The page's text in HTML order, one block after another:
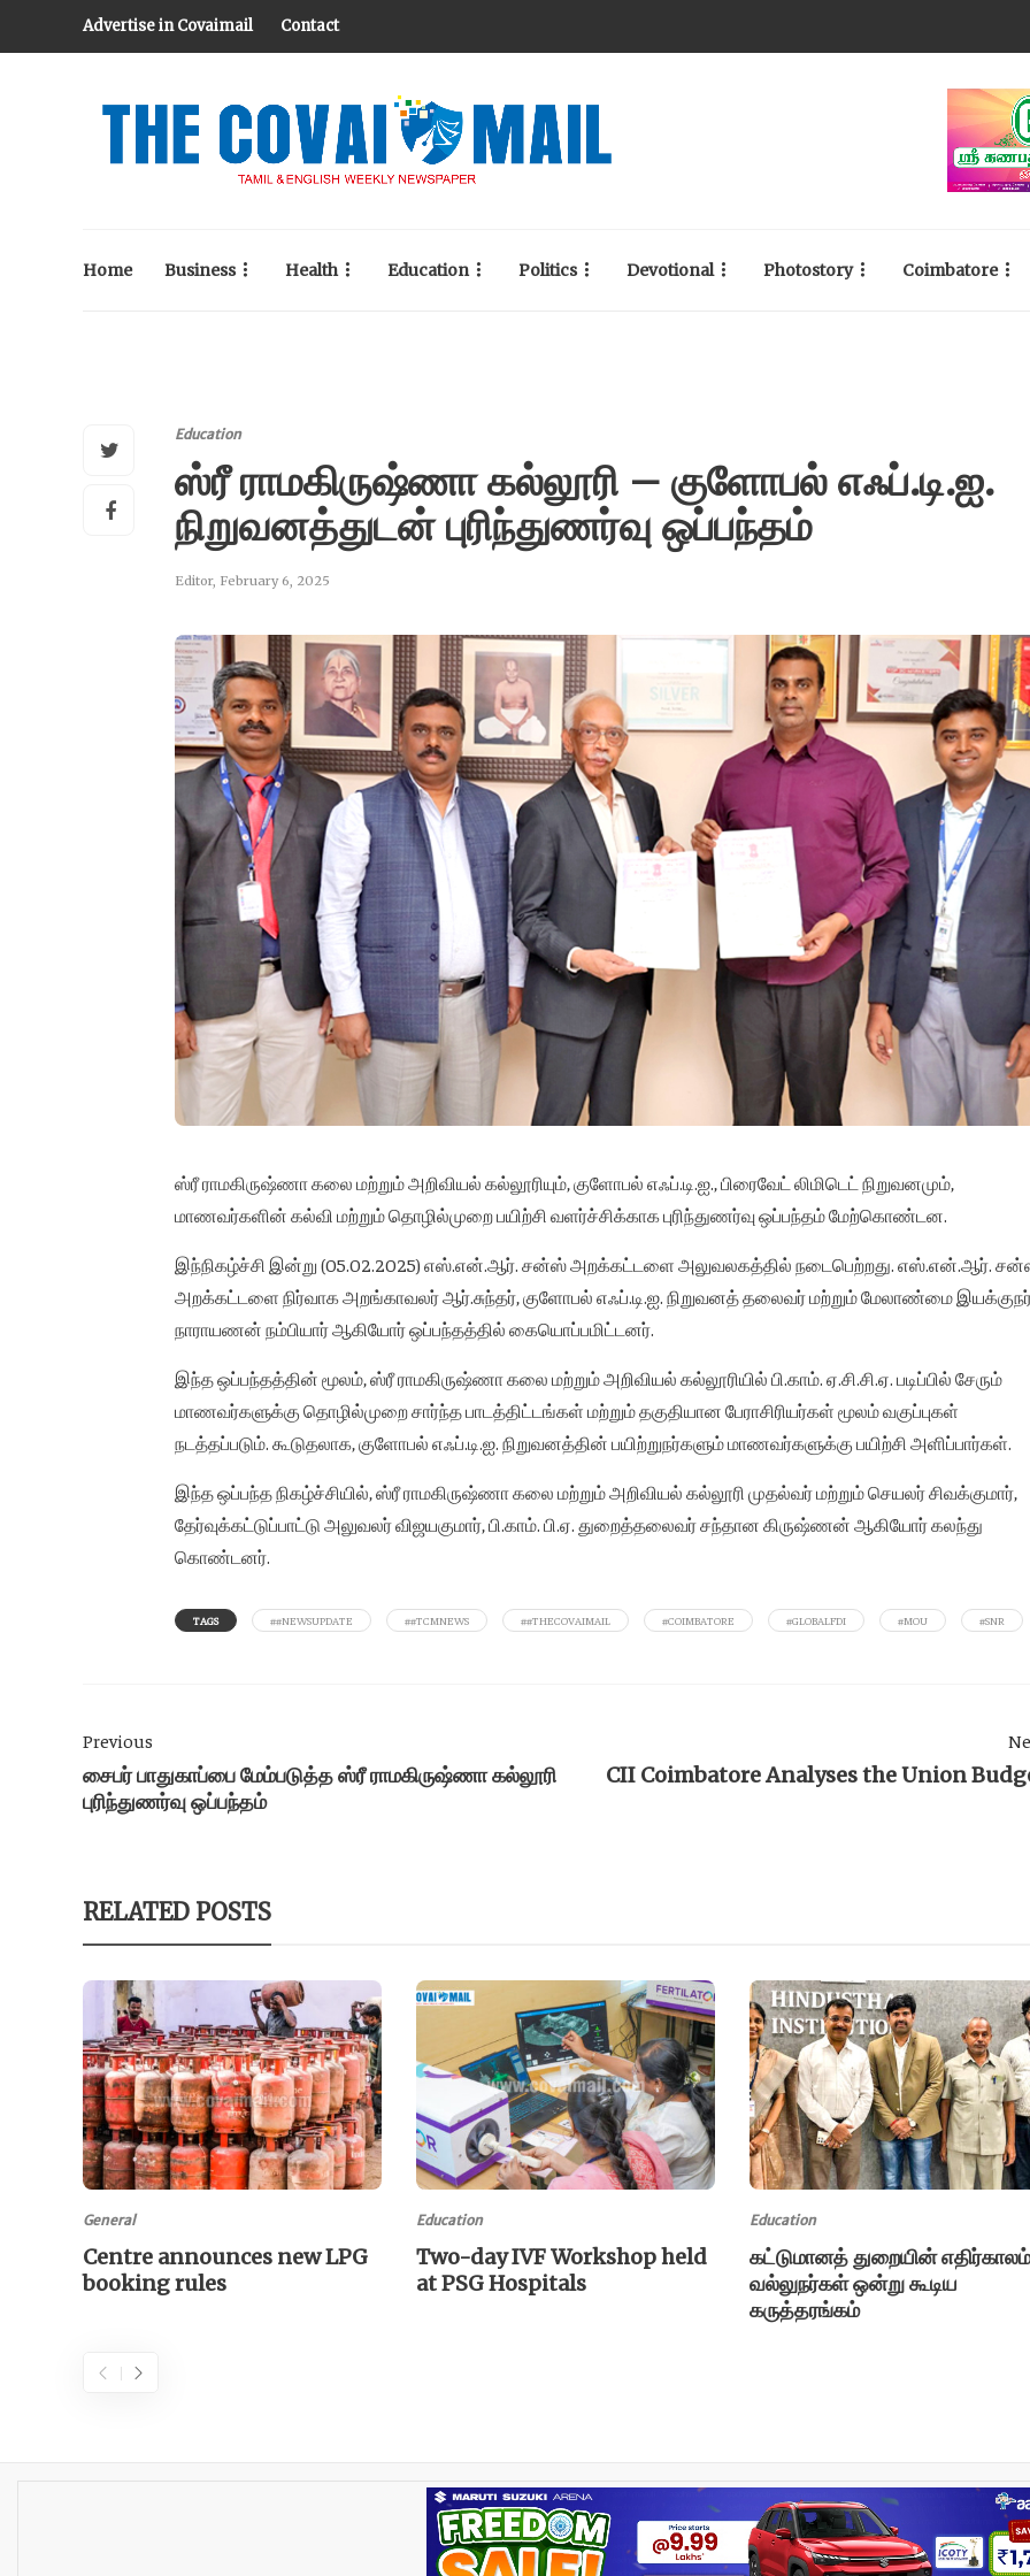
Advertise in Covaimail Contact
Home Business Health Education Politics Devotional Photostory Coimbatore
Education
ஸ்ரீ ராமகிருஷ்ணா கல்லூரி – குளோபல் எஃப்.டி.ஐ.
நிறுவனத்துடன் புரிந்துணர்வு ஒப்பந்தம்
Editor, February 6, 2025
ஸ்ரீ ராமகிருஷ்ணா கலை மற்றும் அறிவியல் கல்லூரியும், குளோபல் எஃப்.டி.ஐ., பிரைவேட் லிமிடெட் நிறுவனமும்,
மாணவர்களின் கல்வி மற்றும் தொழில்முறை பயிற்சி வளர்ச்சிக்காக புரிந்துணர்வு ஒப்பந்தம் மேற்கொண்டன.
இந்நிகழ்ச்சி இன்று (05.02.2025) எஸ்.என்.ஆர். சன்ஸ் அறக்கட்டளை அலுவலகத்தில் நடைபெற்றது. எஸ்.என்.ஆர்.
அறக்கட்டளை நிர்வாக அறங்காவலர் ஆர்.சுந்தர், குளோபல் எஃப்.டி.ஐ. நிறுவனத் தலைவர் மற்றும் மேலாண்மை
நாராயணன் நம்பியார் ஆகியோர் ஒப்பந்தத்தில் கையொப்பமிட்டனர்.
இந்த ஒப்பந்தத்தின் மூலம், ஸ்ரீ ராமகிருஷ்ணா கலை மற்றும் அறிவியல் கல்லூரியில் பி.காம். ஏ.சி.சி.ஏ. படிப்பில் சேரும்
மாணவர்களுக்கு தொழில்முறை சார்ந்த பாடத்திட்டங்கள் மற்றும் தகுதியான பேராசிரியர்கள் மூலம் வகுப்புகள்
நடத்தப்படும். கூடுதலாக, குளோபல் எஃப்.டி.ஐ. நிறுவனத்தின் பயிற்றுநர்களும் மாணவர்களுக்கு பயிற்சி அளிப்பார்கள்.
இந்த ஒப்பந்த நிகழ்ச்சியில், ஸ்ரீ ராமகிருஷ்ணா கலை மற்றும் அறிவியல் கல்லூரி முதல்வர் மற்றும் செயலர் சிவக்குமார்,
தேர்வுக்கட்டுப்பாட்டு அலுவலர் விஜயகுமார், பி.காம். பி.ஏ. துறைத்தலைவர் சந்தான கிருஷ்ணன் ஆகியோர் கலந்து
கொண்டனர்.
TAGS ##NEWSUPDATE ##TCMNEWS ##THECOVAIMAIL #COIMBATORE #GLOBALFDI #MOU #SNR
Previous
சைபர் பாதுகாப்பை மேம்படுத்த ஸ்ரீ ராமகிருஷ்ணா கல்லூரி
புரிந்துணர்வு ஒப்பந்தம்
CII Coimbatore Analyses the Union
RELATED POSTS
General
Centre announces new LPG
booking rules
Education
Two-day IVF Workshop held
at PSG Hospitals
Education
கட்டுமானத் துறையின்
வல்லுநர்கள் ஒன்று கூடிய
கருத்தரங்கம்